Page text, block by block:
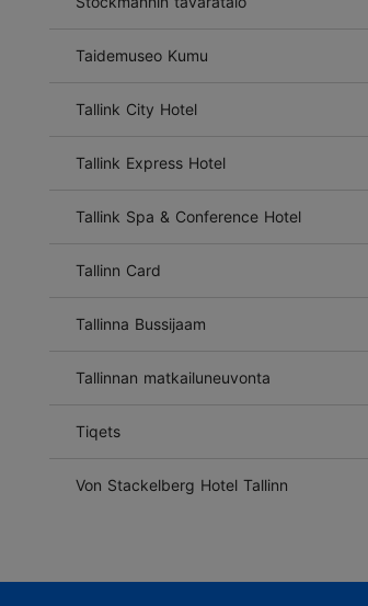
Taidemuseo Kumu
Tallink City Hotel
Tallink Express Hotel
Tallink Spa & Conference Hotel
Tallinn Card
Tallinna Bussijaam
Tallinnan matkailuneuvonta
Tiqets
Von Stackelberg Hotel Tallinn